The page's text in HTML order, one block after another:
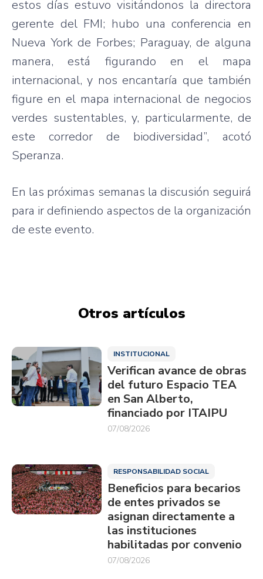
estos días estuvo visitándonos la directora
gerente del FMI; hubo una conferencia en
Nueva York de Forbes; Paraguay, de alguna
manera, está figurando en el mapa
internacional, y nos encantaría que también
figure en el mapa internacional de negocios
verdes sustentables, y, particularmente, de
este corredor de biodiversidad”, acotó
Speranza.
En las próximas semanas la discusión seguirá
para ir definiendo aspectos de la organización
de este evento.
Otros artículos
INSTITUCIONAL
Verifican avance de obras
del futuro Espacio TEA
en San Alberto,
financiado por ITAIPU
07/08/2026
RESPONSABILIDAD SOCIAL
Beneficios para becarios
de entes privados se
asignan directamente a
las instituciones
habilitadas por convenio
07/08/2026